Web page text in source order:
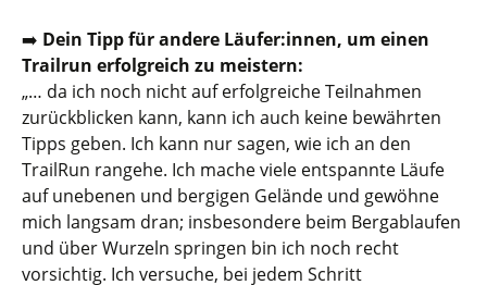
➡️ Dein Tipp für andere Läufer:innen, um einen
Trailrun erfolgreich zu meistern:
„… da ich noch nicht auf erfolgreiche Teilnahmen
zurückblicken kann, kann ich auch keine bewährten
Tipps geben. Ich kann nur sagen, wie ich an den
TrailRun rangehe. Ich mache viele entspannte Läufe
auf unebenen und bergigen Gelände und gewöhne
mich langsam dran; insbesondere beim Bergablaufen
und über Wurzeln springen bin ich noch recht
vorsichtig. Ich versuche, bei jedem Schritt